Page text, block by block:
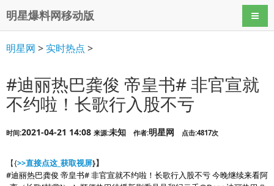
明星爆料网移动版 导航
明星网 > 实时热点 >
#迪丽热巴龚俊 帝皇书# 非官宣就
不约啦！长歌行入股不亏
时间:2021-04-21 14:08 来源:未知 作者:明星网 点击:4817次
【{>>直接点这_获取视屏}】
#迪丽热巴龚俊 帝皇书# 非官宣就不约啦！长歌行入股不亏 今晚继续来看阿